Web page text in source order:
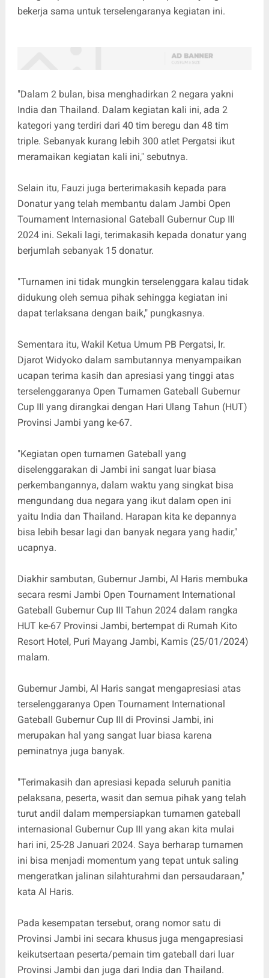
bekerja sama untuk terselengaranya kegiatan ini.
"Dalam 2 bulan, bisa menghadirkan 2 negara yakni
India dan Thailand. Dalam kegiatan kali ini, ada 2
kategori yang terdiri dari 40 tim beregu dan 48 tim
triple. Sebanyak kurang lebih 300 atlet Pergatsi ikut
meramaikan kegiatan kali ini," sebutnya.
Selain itu, Fauzi juga berterimakasih kepada para
Donatur yang telah membantu dalam Jambi Open
Tournament Internasional Gateball Gubernur Cup III
2024 ini. Sekali lagi, terimakasih kepada donatur yang
berjumlah sebanyak 15 donatur.
"Turnamen ini tidak mungkin terselenggara kalau tidak
didukung oleh semua pihak sehingga kegiatan ini
dapat terlaksana dengan baik," pungkasnya.
Sementara itu, Wakil Ketua Umum PB Pergatsi, Ir.
Djarot Widyoko dalam sambutannya menyampaikan
ucapan terima kasih dan apresiasi yang tinggi atas
terselenggaranya Open Turnamen Gateball Gubernur
Cup III yang dirangkai dengan Hari Ulang Tahun (HUT)
Provinsi Jambi yang ke-67.
"Kegiatan open turnamen Gateball yang
diselenggarakan di Jambi ini sangat luar biasa
perkembangannya, dalam waktu yang singkat bisa
mengundang dua negara yang ikut dalam open ini
yaitu India dan Thailand. Harapan kita ke depannya
bisa lebih besar lagi dan banyak negara yang hadir,"
ucapnya.
Diakhir sambutan, Gubernur Jambi, Al Haris membuka
secara resmi Jambi Open Tournament International
Gateball Gubernur Cup III Tahun 2024 dalam rangka
HUT ke-67 Provinsi Jambi, bertempat di Rumah Kito
Resort Hotel, Puri Mayang Jambi, Kamis (25/01/2024)
malam.
Gubernur Jambi, Al Haris sangat mengapresiasi atas
terselenggaranya Open Tournament International
Gateball Gubernur Cup III di Provinsi Jambi, ini
merupakan hal yang sangat luar biasa karena
peminatnya juga banyak.
"Terimakasih dan apresiasi kepada seluruh panitia
pelaksana, peserta, wasit dan semua pihak yang telah
turut andil dalam mempersiapkan turnamen gateball
internasional Gubernur Cup III yang akan kita mulai
hari ini, 25-28 Januari 2024. Saya berharap turnamen
ini bisa menjadi momentum yang tepat untuk saling
mengeratkan jalinan silahturahmi dan persaudaraan,"
kata Al Haris.
Pada kesempatan tersebut, orang nomor satu di
Provinsi Jambi ini secara khusus juga mengapresiasi
keikutsertaan peserta/pemain tim gateball dari luar
Provinsi Jambi dan juga dari India dan Thailand.